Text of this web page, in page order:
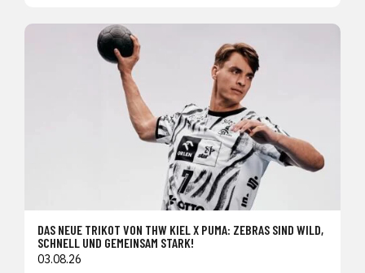
DAS NEUE TRIKOT VON THW KIEL X PUMA: ZEBRAS SIND WILD,
SCHNELL UND GEMEINSAM STARK!
03.08.26